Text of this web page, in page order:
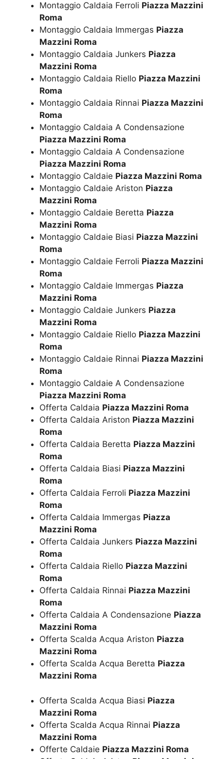
Montaggio Caldaia Ferroli Piazza Mazzini
Roma
Montaggio Caldaia Immergas Piazza
Mazzini Roma
Montaggio Caldaia Junkers Piazza
Mazzini Roma
Montaggio Caldaia Riello Piazza Mazzini
Roma
Montaggio Caldaia Rinnai Piazza Mazzini
Roma
Montaggio Caldaia A Condensazione
Piazza Mazzini Roma
Montaggio Caldaia A Condensazione
Piazza Mazzini Roma
Montaggio Caldaie Piazza Mazzini Roma
Montaggio Caldaie Ariston Piazza
Mazzini Roma
Montaggio Caldaie Beretta Piazza
Mazzini Roma
Montaggio Caldaie Biasi Piazza Mazzini
Roma
Montaggio Caldaie Ferroli Piazza Mazzini
Roma
Montaggio Caldaie Immergas Piazza
Mazzini Roma
Montaggio Caldaie Junkers Piazza
Mazzini Roma
Montaggio Caldaie Riello Piazza Mazzini
Roma
Montaggio Caldaie Rinnai Piazza Mazzini
Roma
Montaggio Caldaie A Condensazione
Piazza Mazzini Roma
Offerta Caldaia Piazza Mazzini Roma
Offerta Caldaia Ariston Piazza Mazzini
Roma
Offerta Caldaia Beretta Piazza Mazzini
Roma
Offerta Caldaia Biasi Piazza Mazzini
Roma
Offerta Caldaia Ferroli Piazza Mazzini
Roma
Offerta Caldaia Immergas Piazza
Mazzini Roma
Offerta Caldaia Junkers Piazza Mazzini
Roma
Offerta Caldaia Riello Piazza Mazzini
Roma
Offerta Caldaia Rinnai Piazza Mazzini
Roma
Offerta Caldaia A Condensazione Piazza
Mazzini Roma
Offerta Scalda Acqua Ariston Piazza
Mazzini Roma
Offerta Scalda Acqua Beretta Piazza
Mazzini Roma
Offerta Scalda Acqua Biasi Piazza
Mazzini Roma
Offerta Scalda Acqua Rinnai Piazza
Mazzini Roma
Offerte Caldaie Piazza Mazzini Roma